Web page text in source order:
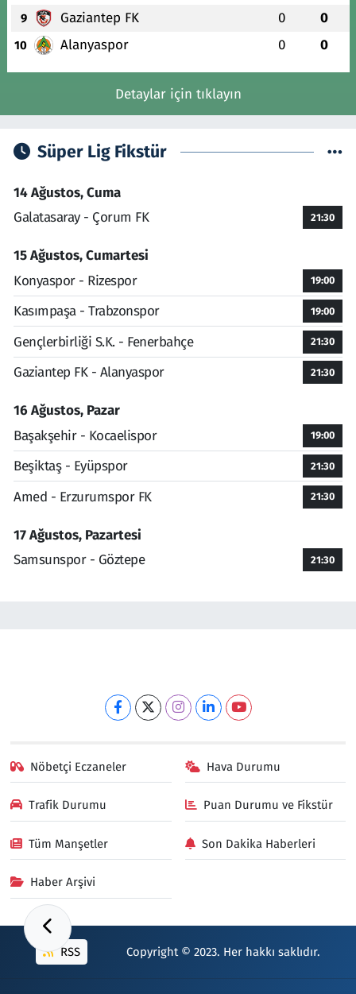
9 Gaziantep FK 0 0
10 Alanyaspor 0 0
Detaylar için tıklayın
Süper Lig Fikstür
14 Ağustos, Cuma
Galatasaray - Çorum FK
21:30
15 Ağustos, Cumartesi
Konyaspor - Rizespor
19:00
Kasımpaşa - Trabzonspor 19:00
Gençlerbirliği S.K. - Fenerbahçe 21:30
Gaziantep FK - Alanyaspor 21:30
16 Ağustos, Pazar
Başakşehir - Kocaelispor
19:00
Beşiktaş - Eyüpspor 21:30
Amed - Erzurumspor FK 21:30
17 Ağustos, Pazartesi
Samsunspor - Göztepe
21:30
Nöbetçi Eczaneler Hava Durumu
Trafik Durumu Puan Durumu ve Fikstür
Tüm Manşetler Son Dakika Haberleri
Haber Arşivi
RSS Copyright © 2023. Her hakkı saklıdır.